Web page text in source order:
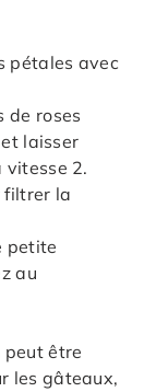
pétales avec
de roses
laisser
vitesse 2.
filtrer la
petite
au
peut être
les gâteaux,